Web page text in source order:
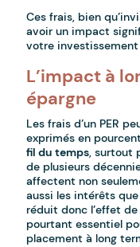
Ces frais, bien
avoir un impact
votre investissement
L’impact à
épargne
Les frais d’un PER
exprimés en
fil du temps, surtout
de plusieurs
affectent non
aussi les intérêts
réduit donc l’effet
pourtant essentiel
placement à long